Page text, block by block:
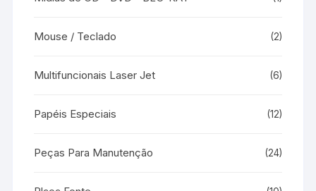
Mouse / Teclado (2)
Multifuncionais Laser Jet (6)
Papéis Especiais (12)
Peças Para Manutenção (24)